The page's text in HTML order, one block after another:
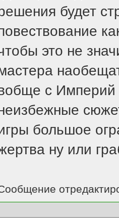
будет
это не
с Империй
большое
ну или